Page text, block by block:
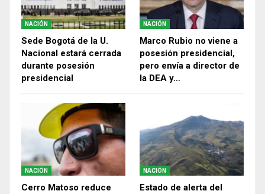
NACIÓN
Sede Bogotá de la U.
Nacional estará cerrada
durante posesión
presidencial
NACIÓN
Marco Rubio no viene a
posesión presidencial,
pero envía a director de
la DEA y…
NACIÓN
Cerro Matoso reduce
NACIÓN
Estado de alerta del